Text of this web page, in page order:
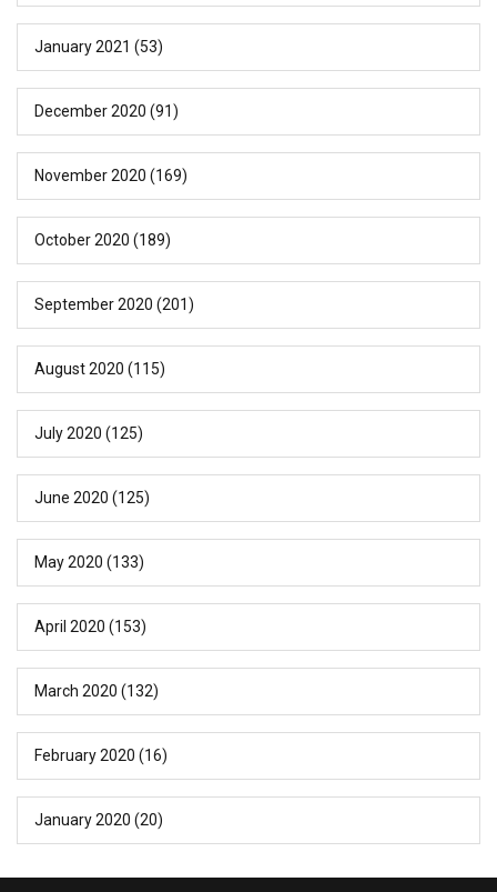
January 2021 (53)
December 2020 (91)
November 2020 (169)
October 2020 (189)
September 2020 (201)
August 2020 (115)
July 2020 (125)
June 2020 (125)
May 2020 (133)
April 2020 (153)
March 2020 (132)
February 2020 (16)
January 2020 (20)